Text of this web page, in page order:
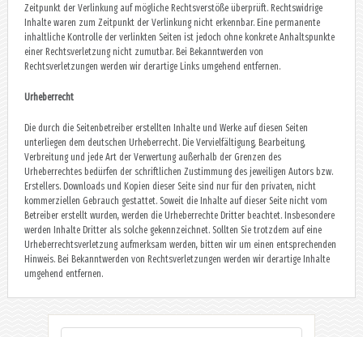
Zeitpunkt der Verlinkung auf mögliche Rechtsverstöße überprüft. Rechtswidrige
Inhalte waren zum Zeitpunkt der Verlinkung nicht erkennbar. Eine permanente
inhaltliche Kontrolle der verlinkten Seiten ist jedoch ohne konkrete Anhaltspunkte
einer Rechtsverletzung nicht zumutbar. Bei Bekanntwerden von
Rechtsverletzungen werden wir derartige Links umgehend entfernen.
Urheberrecht
Die durch die Seitenbetreiber erstellten Inhalte und Werke auf diesen Seiten
unterliegen dem deutschen Urheberrecht. Die Vervielfältigung, Bearbeitung,
Verbreitung und jede Art der Verwertung außerhalb der Grenzen des
Urheberrechtes bedürfen der schriftlichen Zustimmung des jeweiligen Autors bzw.
Erstellers. Downloads und Kopien dieser Seite sind nur für den privaten, nicht
kommerziellen Gebrauch gestattet. Soweit die Inhalte auf dieser Seite nicht vom
Betreiber erstellt wurden, werden die Urheberrechte Dritter beachtet. Insbesondere
werden Inhalte Dritter als solche gekennzeichnet. Sollten Sie trotzdem auf eine
Urheberrechtsverletzung aufmerksam werden, bitten wir um einen entsprechenden
Hinweis. Bei Bekanntwerden von Rechtsverletzungen werden wir derartige Inhalte
umgehend entfernen.